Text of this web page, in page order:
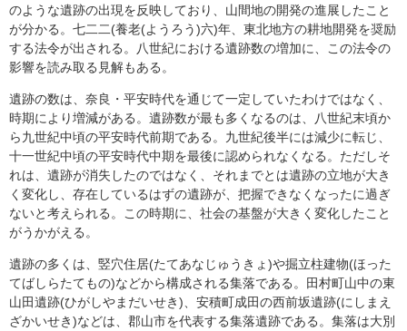
のような遺跡の出現を反映しており、山間地の開発の進展したこと
が分かる。七二二(養老(ようろう)六)年、東北地方の耕地開発を奨励
する法令が出される。八世紀における遺跡数の増加に、この法令の
影響を読み取る見解もある。
遺跡の数は、奈良・平安時代を通じて一定していたわけではなく、
時期により増減がある。遺跡数が最も多くなるのは、八世紀末頃か
ら九世紀中頃の平安時代前期である。九世紀後半には減少に転じ、
十一世紀中頃の平安時代中期を最後に認められなくなる。ただしそ
れは、遺跡が消失したのではなく、それまでとは遺跡の立地が大き
く変化し、存在しているはずの遺跡が、把握できなくなったに過ぎ
ないと考えられる。この時期に、社会の基盤が大きく変化したこと
がうかがえる。
遺跡の多くは、竪穴住居(たてあなじゅうきょ)や掘立柱建物(ほった
てばしらたてもの)などから構成される集落である。田村町山中の東
山田遺跡(ひがしやまだいせき)、安積町成田の西前坂遺跡(にしまえ
ざかいせき)などは、郡山市を代表する集落遺跡である。集落は大別